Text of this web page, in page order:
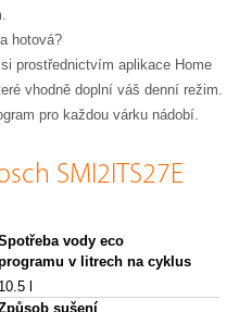
hotová?
prostřednictvím aplikace Home
vhodně doplní váš denní režim.
pro každou várku nádobí.
SMI2ITS27E
vody eco
v litrech na cyklus
10.5 l
sušení